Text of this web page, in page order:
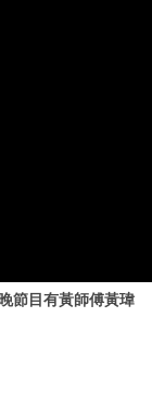
節目有黃師傅黃瑋